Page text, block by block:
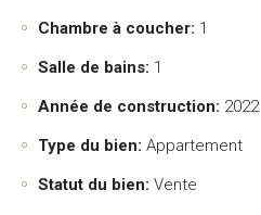
Chambre à coucher: 1
Salle de bains: 1
Année de construction: 2022
Type du bien: Appartement
Statut du bien: Vente